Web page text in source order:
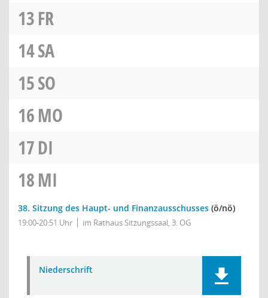
13FR
14SA
15SO
16MO
17DI
18MI
38. Sitzung des Haupt- und Finanzausschusses (ö/nö)
19:00-20:51 Uhr im Rathaus Sitzungssaal, 3. OG
Niederschrift